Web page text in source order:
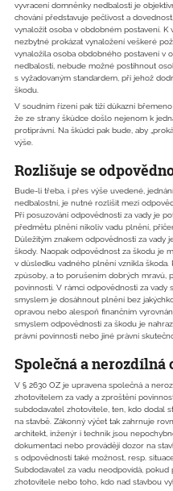
vyvracení domněnky nedbalosti je
chování představuje pečlivost a
vynaložit osoba v obdobném postavení.
nezbytné prokázat vynaložení veškeré
vynaložila osoba obdobného postavení v
nedbalosti, nebude možné postihnout
s vyžadovaným standardem, při jehož
škodu.
V soudním řízení pak tíží důkazní
že ze strany škůdce došlo nejenom k
protiprávní. Na škůdci pak bude, aby
výše.
Rozlišuje se
Bude-li třeba, i přes výše uvedené,
nedbalostní, je nutné rozlišit mezi
Při posuzování odpovědnosti za vady je
předmětu plnění nikoliv vadu plnění,
Důležitým znakem odpovědnosti za vady
škody. Naopak odpovědnost za škodu je
v důsledku vadného plnění vznikla škoda.
způsoby, a to porušením dobrých mravů,
povinnosti. V rámci odpovědnosti za vady
smyslem je dosáhnout plnění bez
opravou nebo alespoň finančním
smyslem odpovědnosti za škodu je
právní povinnosti nebo jiné právní
Společná a nerozdílná
V § 2630 OZ je upravena společná a
zhotovitelem za vady a zproštění
subdodavatel zhotovitele, ten, kdo dodal
na stavbě. Zákonný výčet tak zahrnuje
architekt, inženýr i technik jsou
dokumentaci nebo provádějí dozor na
s odpovědností také možnost, resp.
Subdodavatel za vadu neodpovídá,
zhotovitele nebo toho, kdo nad stavbou